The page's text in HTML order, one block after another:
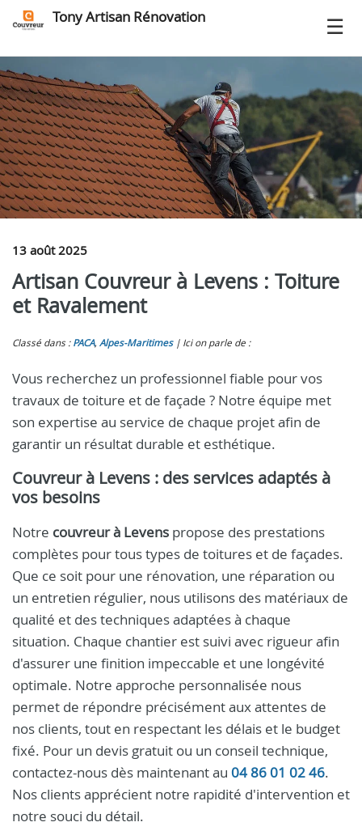
Tony Artisan Rénovation
13 août 2025
Artisan Couvreur à Levens : Toiture
et Ravalement
Classé dans : PACA, Alpes-Maritimes Ici on parle de :
Vous recherchez un professionnel fiable pour vos
travaux de toiture et de façade ? Notre équipe met
son expertise au service de chaque projet afin de
garantir un résultat durable et esthétique.
Couvreur à Levens : des services adaptés à
vos besoins
Notre couvreur à Levens propose des prestations
complètes pour tous types de toitures et de façades.
Que ce soit pour une rénovation, une réparation ou
un entretien régulier, nous utilisons des matériaux de
qualité et des techniques adaptées à chaque
situation. Chaque chantier est suivi avec rigueur afin
d'assurer une finition impeccable et une longévité
optimale. Notre approche personnalisée nous
permet de répondre précisément aux attentes de
nos clients, tout en respectant les délais et le budget
fixé. Pour un devis gratuit ou un conseil technique,
contactez-nous dès maintenant au 04 86 01 02 46.
Nos clients apprécient notre rapidité d'intervention et
notre souci du détail.